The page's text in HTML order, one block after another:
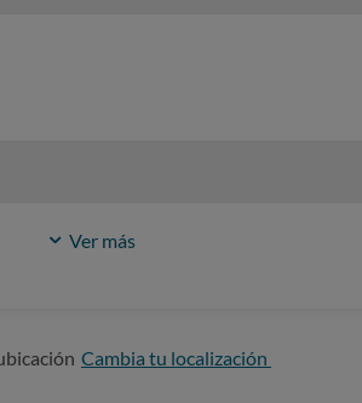
Ver más
Cambia tu localización